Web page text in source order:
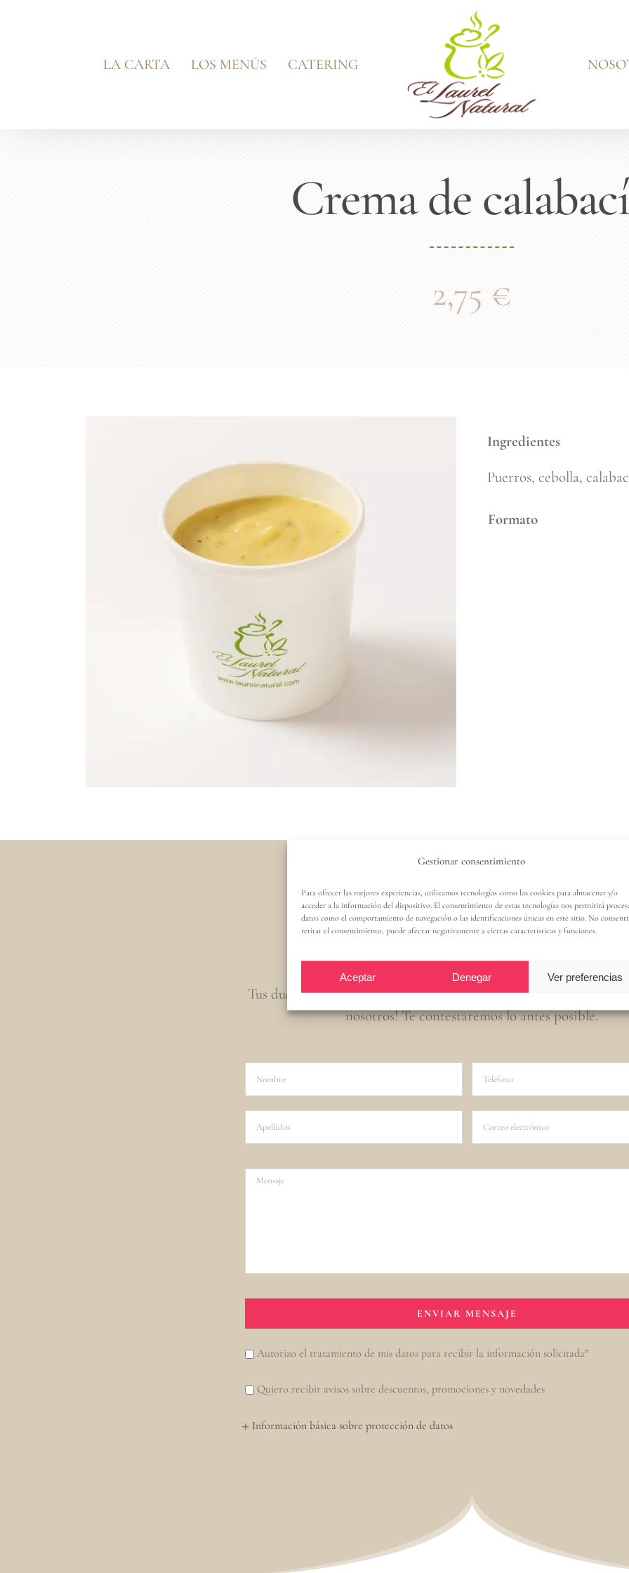
Gestionar consentimiento
Para ofrecer las mejores experiencias, utilizamos tecnologías como las cookies para almacenar y/o
acceder a la información del dispositivo. El consentimiento de estas tecnologías nos permitirá
datos como el comportamiento de navegación o las identificaciones únicas en este sitio. No
retirar el consentimiento, puede afectar negativamente a ciertas características y funciones.
Aceptar Denegar Ver preferencias
LA CARTA LOS MENÚS CATERING
Crema de
2,75 €
Ingredientes
Puerros, cebolla,
Formato
Contacta con
Tus dudas y tus preguntas nos ayudan a crecer. ¡No dudes en
nosotros! Te contestaremos lo antes posible.
Autorizo el tratamiento de mis datos para recibir la información solicitada*
Quiero recibir avisos sobre descuentos, promociones y novedades
Información básica sobre protección de datos